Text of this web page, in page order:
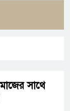
সাথে